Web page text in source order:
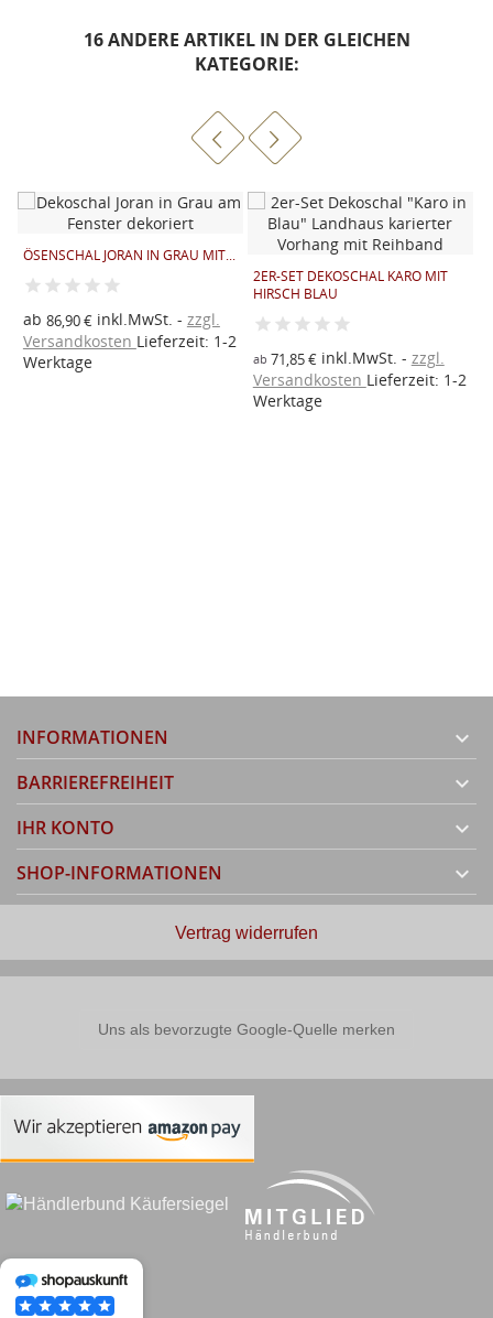
16 ANDERE ARTIKEL IN DER GLEICHEN
KATEGORIE:
ÖSENSCHAL JORAN IN GRAU MIT...
ab 86,90 €inkl.MwSt.
zzgl.
Versandkosten Lieferzeit: 1-2
Werktage
2ER-SET DEKOSCHAL KARO MIT
HIRSCH BLAU
ab 71,85 €inkl.MwSt.
zzgl.
Versandkosten Lieferzeit: 1-2
Werktage
INFORMATIONEN 
BARRIEREFREIHEIT 
IHR KONTO 
SHOP-INFORMATIONEN 
Vertrag widerrufen
Uns als bevorzugte Google-Quelle merken